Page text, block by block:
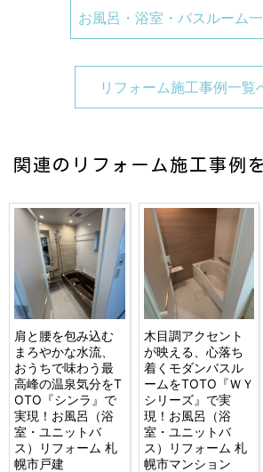
お風呂・浴室・バスルーム
リフォーム施工事例一覧
関連のリフォーム施工事例
肩と腰を包み込む
まろやかな水流、
おうちで味わう最
高峰の温泉気分をT
OTO『シンラ』で
実現！お風呂（浴
室・ユニットバ
ス）リフォーム 札
幌市戸建
木目調アクセント
が映える、心落ち
着くモダンバスル
ームをTOTO『ＷＹ
シリーズ』で実
現！お風呂（浴
室・ユニットバ
ス）リフォーム 札
幌市マンション